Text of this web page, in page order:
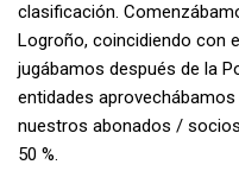
clasificación.
Logroño, coincidiendo con
jugábamos después de la
entidades
nuestros abonados /
50 %.